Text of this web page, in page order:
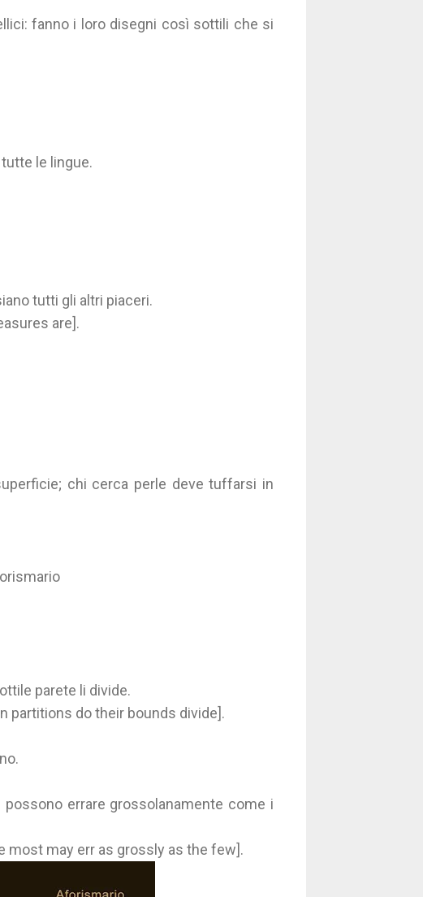
fanno i loro disegni così sottili che si
le lingue.
tutti gli altri piaceri.
are].
chi cerca perle deve tuffarsi in
parete li divide.
partitions do their bounds divide].
errare grossolanamente come i
most may err as grossly as the few].